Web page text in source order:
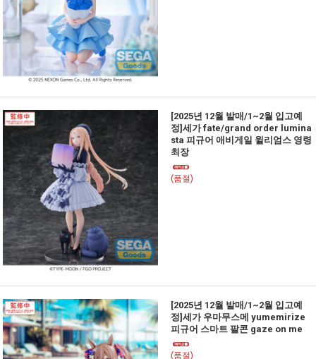
[2025년 12월 발매/1~2월 입고예
정]세가 fate/grand order lumina
sta 피규어 애비게일 윌리엄스 영령
최장
(품절)
[2025년 12월 발매/1~2월 입고예
정]세가 우마무스메 yumemirize
피규어 스마트 팔콘 gaze on me
(품절)